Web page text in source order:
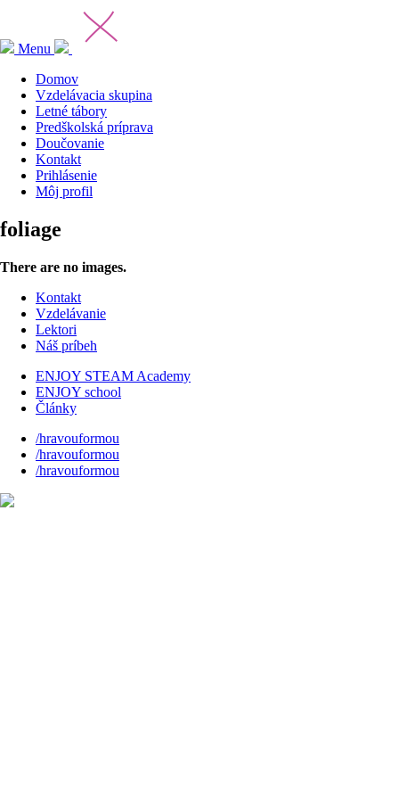
Menu
Domov
Vzdelávacia skupina
Letné tábory
Predškolská príprava
Doučovanie
Kontakt
Prihlásenie
Môj profil
foliage
There are no images.
Kontakt
Vzdelávanie
Lektori
Náš príbeh
ENJOY STEAM Academy
ENJOY school
Články
/hravouformou
/hravouformou
/hravouformou